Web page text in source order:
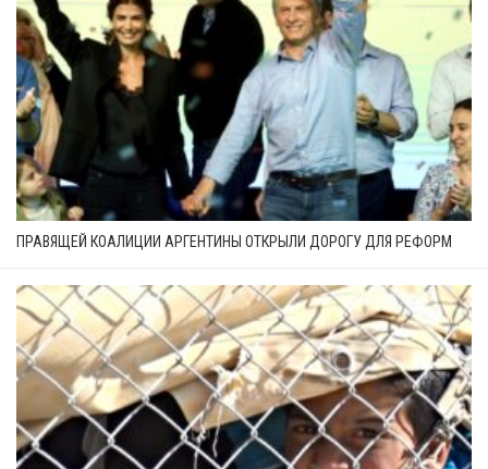
ПРАВЯЩЕЙ КОАЛИЦИИ АРГЕНТИНЫ ОТКРЫЛИ ДОРОГУ ДЛЯ РЕФОРМ